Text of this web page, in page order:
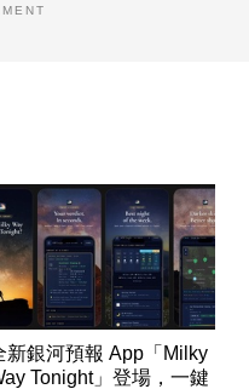
新銀河預報 App「Milky
Tonight」登場，一鍵